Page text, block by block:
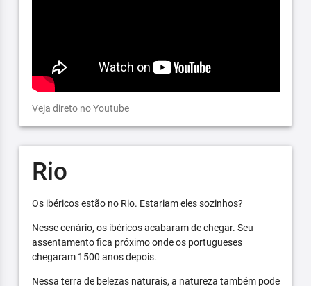
Veja direto no Youtube
Rio
Os ibéricos estão no Rio. Estariam eles sozinhos?
Nesse cenário, os ibéricos acabaram de chegar. Seu
assentamento fica próximo onde os portugueses
chegaram 1500 anos depois.
Nessa terra de belezas naturais, a natureza também pode